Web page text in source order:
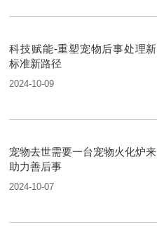
科技赋能-重塑宠物后事处理新
标准新路径
2024-10-09
宠物去世需要一台宠物火化炉来
助力善后事
2024-10-07